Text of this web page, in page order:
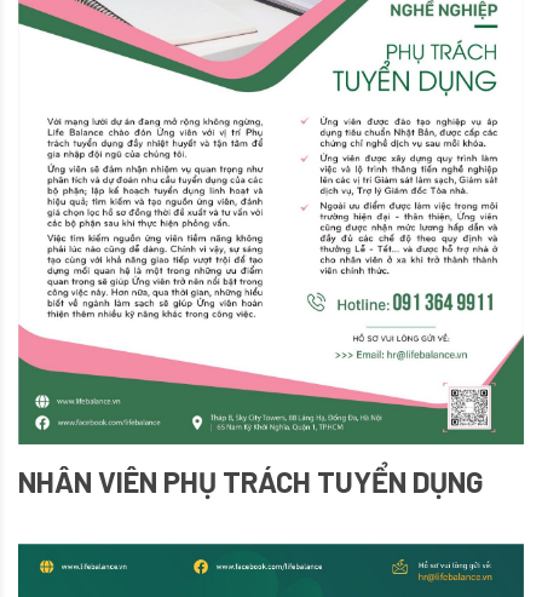
NHÂN VIÊN PHỤ TRÁCH TUYỂN DỤNG